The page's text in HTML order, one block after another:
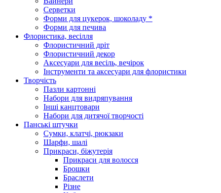
Серветки
Форми для цукерок, шоколаду *
Форми для печива
Флористика, весілля
Флористичний дріт
Флористичний декор
Аксесуари для весіль, вечірок
Інструменти та аксесуари для флористики
Творчість
Пазли картонні
Набори для видряпування
Інші канцтовари
Набори для дитячої творчості
Панські штучки
Сумки, клатчі, рюкзаки
Шарфи, шалі
Прикраси, біжутерія
Прикраси для волосся
Брошки
Браслети
Різне